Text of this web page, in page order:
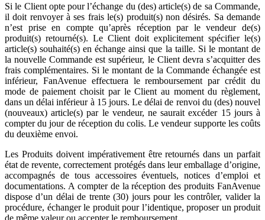
Si le Client opte pour l’échange du (des) article(s) de sa Commande,
il doit renvoyer à ses frais le(s) produit(s) non désirés. Sa demande
n’est prise en compte qu’après réception par le vendeur de(s)
produit(s) retourné(s). Le Client doit explicitement spécifier le(s)
article(s) souhaité(s) en échange ainsi que la taille. Si le montant de
la nouvelle Commande est supérieur, le Client devra s’acquitter des
frais complémentaires. Si le montant de la Commande échangée est
inférieur, FanAvenue effectuera le remboursement par crédit du
mode de paiement choisit par le Client au moment du règlement,
dans un délai inférieur à 15 jours. Le délai de renvoi du (des) nouvel
(nouveaux) article(s) par le vendeur, ne saurait excéder 15 jours à
compter du jour de réception du colis. Le vendeur supporte les coûts
du deuxième envoi.
Les Produits doivent impérativement être retournés dans un parfait
état de revente, correctement protégés dans leur emballage d’origine,
accompagnés de tous accessoires éventuels, notices d’emploi et
documentations. A compter de la réception des produits FanAvenue
dispose d’un délai de trente (30) jours pour les contrôler, valider la
procédure, échanger le produit pour l’identique, proposer un produit
de même valeur ou accepter le remboursement.